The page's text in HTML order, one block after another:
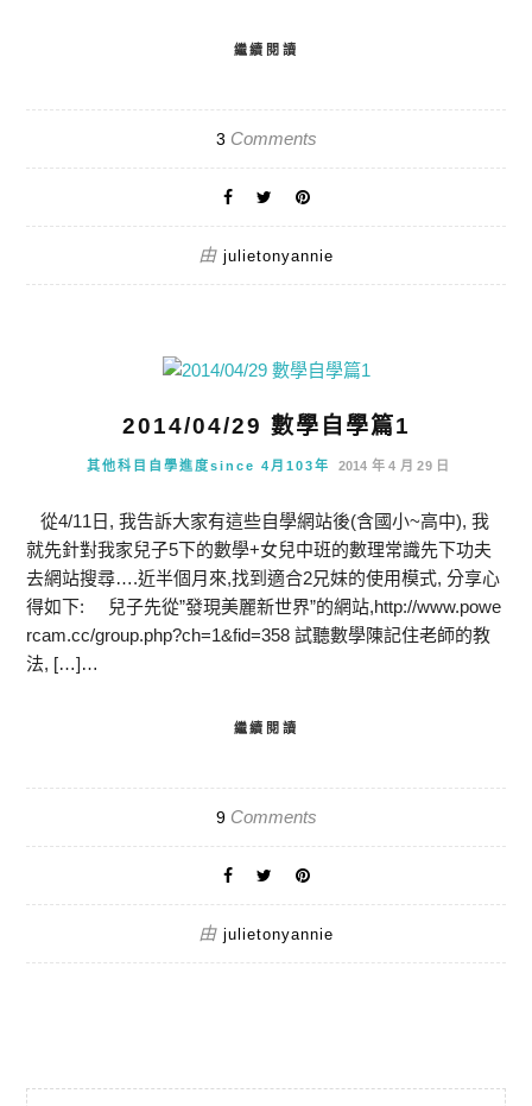
繼續閱讀
3 Comments
由 julietonyannie
2014/04/29 數學自學篇1
其他科目自學進度since 4月103年 2014 年 4 月 29 日
從4/11日, 我告訴大家有這些自學網站後(含國小~高中), 我
就先針對我家兒子5下的數學+女兒中班的數理常識先下功夫
去網站搜尋….近半個月來,找到適合2兄妹的使用模式, 分享心
得如下: 兒子先從”發現美麗新世界”的網站,http://www.powe
rcam.cc/group.php?ch=1&fid=358 試聽數學陳記住老師的教
法, […]…
繼續閱讀
9Comments
由 julietonyannie